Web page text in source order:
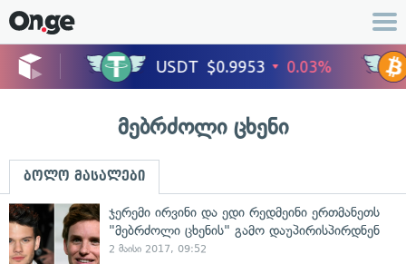
მებრძოლი ცხენი
ბოლო მასალები
ჯერემი ირვინი და ედი რედმეინი ერთმანეთს
"მებრძოლი ცხენის" გამო დაუპირისპირდნენ
2 მაისი 2017, 09:52